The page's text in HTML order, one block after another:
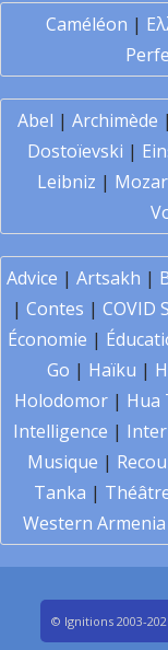
Caméléon |
Abel | Archimède |
Dostoïevski |
Leibniz |
Advice | Artsakh |
| Contes | COVID
Économie |
Go | Haïku |
Holodomor | Hua
Intelligence |
Musique |
Tanka |
Western Armenia
© Ignitions 2003-